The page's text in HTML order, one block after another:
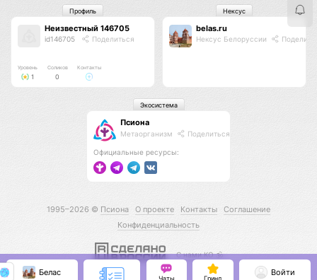
Неизвестный 146705
id146705 Поделиться
Уровень
1
Соликов
0
Контакты
Профиль
belas.ru
Нексус Белоруссии
Нексус
Псиона
Метаорганизм Поделиться
Официальные ресурсы:
Экосистема
1995–2026 © Псиона О проекте Контакты
Соглашение
Конфиденциальность
С нами КО 🕉️
Белас
Чаты Гринд
Войти